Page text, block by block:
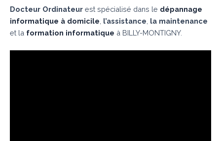
Docteur Ordinateur est spécialisé dans le dépannage
informatique à domicile l’assistance la maintenance
et la formation informatique à BILLY-MONTIGNY.